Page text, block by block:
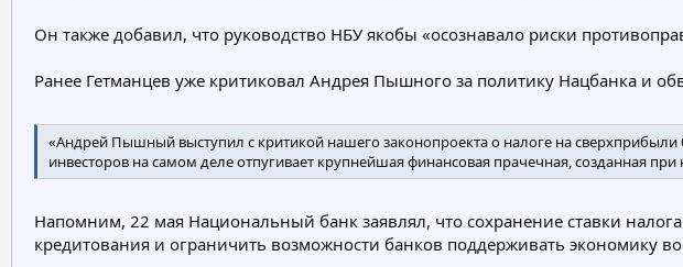
Он также добавил, что руководство НБУ якобы «осознавало риски
Ранее Гетманцев уже критиковал Андрея Пышного за политику Нацбанка и
«Андрей Пышный выступил с критикой нашего законопроекта о налоге на сверхприбыли
инвесторов на самом деле отпугивает крупнейшая финансовая прачечная, созданная
Напомним, 22 мая Национальный банк заявлял, что сохранение ставки
кредитования и ограничить возможности банков поддерживать экономику